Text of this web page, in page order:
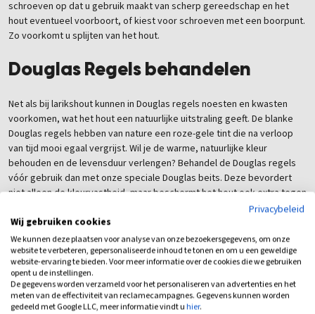
schroeven op dat u gebruik maakt van scherp gereedschap en het
hout eventueel voorboort, of kiest voor schroeven met een boorpunt.
Zo voorkomt u splijten van het hout.
Douglas Regels behandelen
Net als bij larikshout kunnen in Douglas regels noesten en kwasten
voorkomen, wat het hout een natuurlijke uitstraling geeft. De blanke
Douglas regels hebben van nature een roze-gele tint die na verloop
van tijd mooi egaal vergrijst. Wil je de warme, natuurlijke kleur
behouden en de levensduur verlengen? Behandel de Douglas regels
vóór gebruik dan met onze speciale Douglas beits. Deze bevordert
niet alleen de kleurvastheid, maar beschermt het hout ook extra tegen
weersinvloeden. Arends Natuurlijk levert Douglas regels van hoge
kwaliteit die geschikt zijn voor veel toepassingen en ook voor
landelijke projecten. Neem gerust contact met ons op voor deskundig
advies over het gebruik van Douglas hout in jouw tuin.
Douglashout kopen Kesteren
Privacybeleid
Wij gebruiken cookies
We kunnen deze plaatsen voor analyse van onze bezoekersgegevens, om onze
website te verbeteren, gepersonaliseerde inhoud te tonen en om u een geweldige
website-ervaring te bieden. Voor meer informatie over de cookies die we gebruiken
opent u de instellingen.
De gegevens worden verzameld voor het personaliseren van advertenties en het
meten van de effectiviteit van reclamecampagnes. Gegevens kunnen worden
gedeeld met Google LLC, meer informatie vindt uhier.